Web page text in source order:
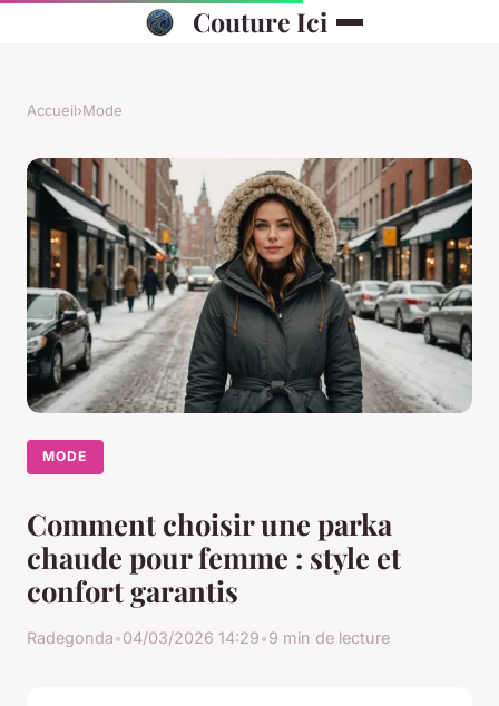
Couture Ici
Accueil›Mode
MODE
Comment choisir une parka
chaude pour femme : style et
confort garantis
Radegonda•04/03/2026 14:29•9 min de lecture